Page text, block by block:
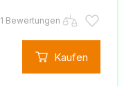
1 Bewertungen
Kaufen